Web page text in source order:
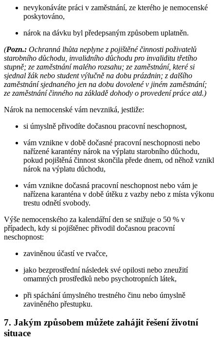
nevykonáváte práci v zaměstnání, ze kterého je nemocenské
poskytováno,
nárok na dávku byl předepsaným způsobem uplatněn.
(Pozn.: Ochranná lhůta neplyne z pojištěné činnosti poživatelů
starobního důchodu, invalidního důchodu pro invaliditu třetího
stupně; ze zaměstnání malého rozsahu; ze zaměstnání, které si
sjednal žák nebo student výlučně na dobu prázdnin; z dalšího
zaměstnání sjednaného jen na dobu dovolené v jiném zaměstnání;
ze zaměstnání činného na základě dohody o provedení práce atd.)
Nárok na nemocenské vám nevzniká, jestliže:
si úmyslně přivodíte dočasnou pracovní neschopnost,
vám vznikne v době dočasné pracovní neschopnosti nebo
nařízené karantény nárok na výplatu starobního důchodu,
pokud pojištěná činnost skončila přede dnem, od něhož vznikl
nárok na výplatu důchodu,
vám vznikne dočasná pracovní neschopnost nebo vám je
nařízena karanténa v době útěku z vazby nebo z místa výkonu
trestu odnětí svobody.
Výše nemocenského za kalendářní den se snižuje o 50 % v
případech, kdy si pojištěnec přivodil dočasnou pracovní
neschopnost:
zaviněnou účastí ve rvačce,
jako bezprostřední následek své opilosti nebo zneužití
omamných prostředků nebo psychotropních látek,
při spáchání úmyslného trestného činu nebo úmyslně
zaviněného přestupku.
7. Jakým způsobem můžete zahájit řešení životní
situace